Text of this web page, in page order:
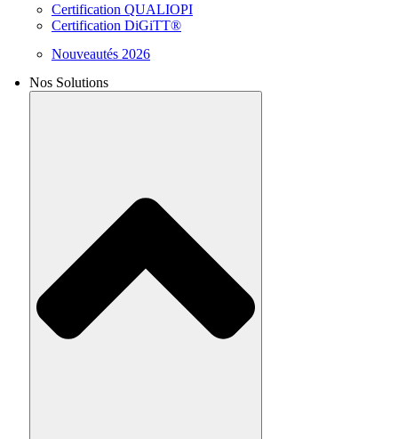
Certification QUALIOPI
Certification DiGiTT®
Nouveautés 2026
Nos Solutions